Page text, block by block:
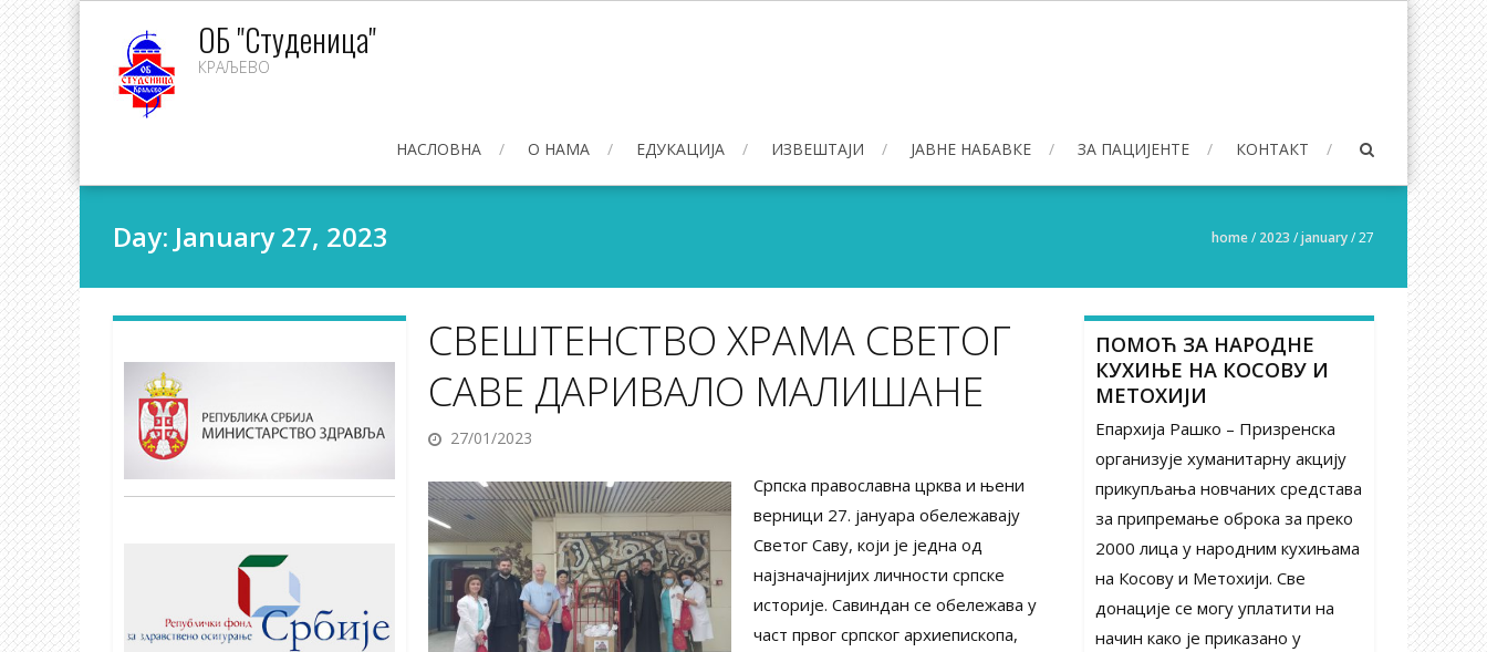
content
ОБ "Студеница"
КРАЉЕВО
НАСЛОВНА О НАМА ЕДУКАЦИЈА ИЗВЕШТАЈИ ЈАВНЕ НАБАВКЕ ЗА ПАЦИЈЕНТЕ КОНТАКТ
Day: January 27, 2023 home/ 2023 /january/27
СВЕШТЕНСТВО ХРАМА СВЕТОГ
САВЕ ДАРИВАЛО МАЛИШАНЕ
27/01/2023
Српска православна црква и њени
верници 27. јануара обележавају
Светог Саву, који је једна од
најзначајнијих личности српске
историје. Савиндан се обележава у
част првог српског архиепископа,
ПОМОЋ ЗА НАРОДНЕ
КУХИЊЕ НА КОСОВУ И
МЕТОХИЈИ
Епархија Рашко – Призренска
организује хуманитарну акцију
прикупљања новчаних средстава
за припремање оброка за преко
2000 лица у народним кухињама
на Косову и Метохији. Све
донације се могу уплатити на
начин како је приказано у